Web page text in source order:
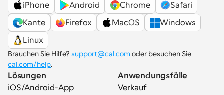
iPhone
Android Chrome
Safari
Kante
Firefox MacOS
Windows
Linux
Brauchen Sie Hilfe? support@cal.com
cal.com/help.
Lösungen
iOS/Android-App
Anwendungsfälle
Verkauf